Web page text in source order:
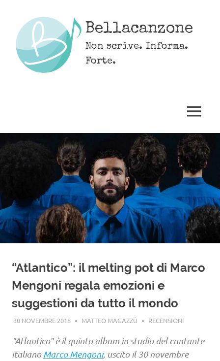
content
Bellacanzone
Non scrive. Informa.
Forte.
MENU
“Atlantico”: il melting pot di Marco
Mengoni regala emozioni e
suggestioni da tutto il mondo
30 NOVEMBRE 2018 MATTEO MAGAZZÙ RECENSIONI
"Atlantico" è il quinto album in studio del cantante
italianoMarco Mengoni, uscito il 30 novembre